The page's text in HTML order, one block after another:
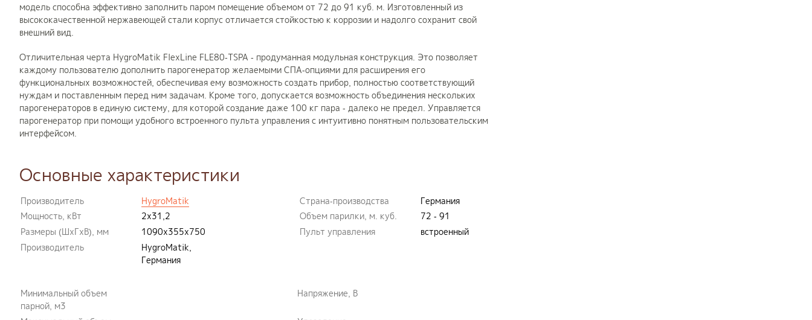
модель способна эффективно заполнить паром помещение объемом от 72 до 91 куб. м. Изготовленный из
высококачественной нержавеющей стали корпус отличается стойкостью к коррозии и надолго сохранит свой
внешний вид.
Отличительная черта HygroMatik FlexLine FLE80-TSPA - продуманная модульная конструкция. Это позволяет
каждому пользователю дополнить парогенератор желаемыми СПА-опциями для расширения его
функциональных возможностей, обеспечивая ему возможность создать прибор, полностью соответствующий
нуждам и поставленным перед ним задачам. Кроме того, допускается возможность объединения нескольких
парогенераторов в единую систему, для которой создание даже 100 кг пара - далеко не предел. Управляется
парогенератор при помощи удобного встроенного пульта управления с интуитивно понятным пользовательским
интерфейсом.
Основные характеристики
Производитель HygroMatik Страна-производства
Германия
Мощность, кВт
2х31,2 Объем парилки, м. куб.
72 - 91
Размеры (ШxГxВ), мм
1090x355x750 Пульт управления
встроенный
Производитель
HygroMatik,
Германия
Минимальный объем
парной, м3
Напряжение, В